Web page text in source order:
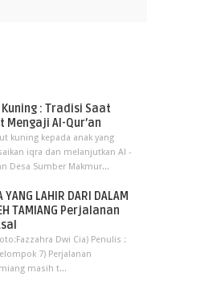
: Tradisi Saat
Mengaji Al-Qur’an
kuning kepada anak yang
iqra dan melanjutkan Al -
Desa Sumber Makmur...
YANG LAHIR DARI DALAM
TAMIANG Perjalanan
Dwi Cia) Penulis :
7) Perjalanan
masih t...